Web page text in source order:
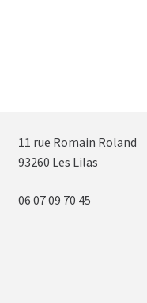
11 rue Romain Roland
93260 Les Lilas
06 07 09 70 45